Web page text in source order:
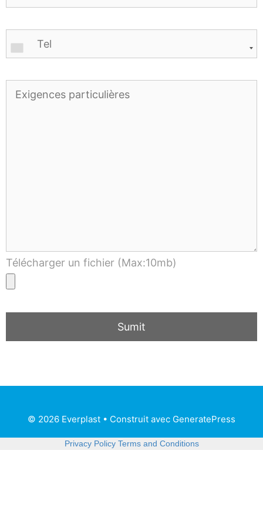
Télécharger un fichier (Max:10mb)
© 2026 Everplast • Construit avec GeneratePress
Privacy Policy Terms and Conditions